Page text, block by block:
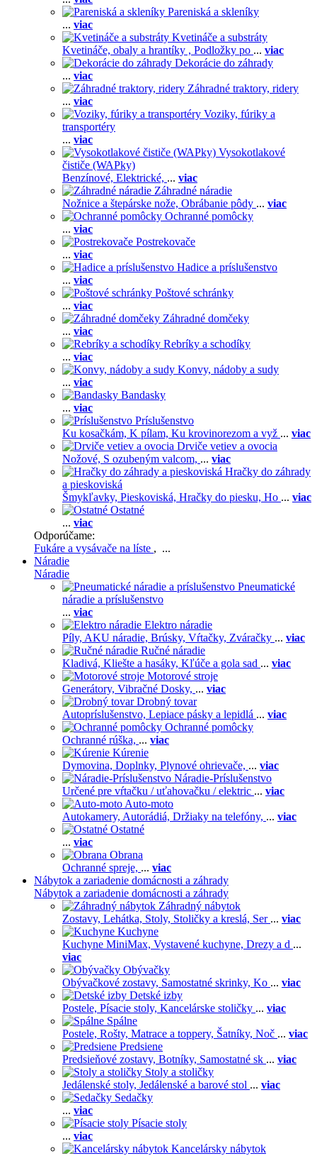
Pareniská a skleníky
... viac
Kvetináče a substráty
Kvetináče, obaly a hrantíky , Podložky po ... viac
Dekorácie do záhrady
... viac
Záhradné traktory, ridery
... viac
Voziky, fúriky a
transportéry
... viac
Vysokotlakové
čističe (WAPky)
Benzínové, Elektrické, ... viac
Záhradné náradie
Nožnice a štepárske nože, Obrábanie pôdy ... viac
Ochranné pomôcky
... viac
Postrekovače
... viac
Hadice a príslušenstvo
... viac
Poštové schránky
... viac
Záhradné domčeky
... viac
Rebríky a schodíky
... viac
Konvy, nádoby a sudy
... viac
Bandasky
... viac
Príslušenstvo
Ku kosačkám, K pílam, Ku krovinorezom a vyž ... viac
Drviče vetiev a ovocia
Nožové, S ozubeným valcom, ... viac
Hračky do záhrady
a pieskoviská
Šmykľavky, Pieskoviská, Hračky do piesku, Ho ... viac
Ostatné
... viac
Odporúčame:
Fukáre a vysávače na líste , ...
Náradie
Náradie
Pneumatické
náradie a príslušenstvo
... viac
Elektro náradie
Píly, AKU náradie, Brúsky, Vŕtačky, Zváračky ... viac
Ručné náradie
Kladivá, Kliešte a hasáky, Kľúče a gola sad ... viac
Motorové stroje
Generátory, Vibračné Dosky, ... viac
Drobný tovar
Autopríslušenstvo, Lepiace pásky a lepidlá ... viac
Ochranné pomôcky
Ochranné rúška, ... viac
Kúrenie
Dymovina, Doplnky, Plynové ohrievače, ... viac
Náradie-Príslušenstvo
Určené pre vŕtačku / uťahovačku / elektric ... viac
Auto-moto
Autokamery, Autorádiá, Držiaky na telefóny, ... viac
Ostatné
... viac
Obrana
Ochranné spreje, ... viac
Nábytok a zariadenie domácnosti a záhrady
Nábytok a zariadenie domácnosti a záhrady
Záhradný nábytok
Zostavy, Lehátka, Stoly, Stoličky a kreslá, Ser ... viac
Kuchyne
Kuchyne MiniMax, Vystavené kuchyne, Drezy a d ...
viac
Obývačky
Obývačkové zostavy, Samostatné skrinky, Ko ... viac
Detské izby
Postele, Písacie stoly, Kancelárske stoličky ... viac
Spálne
Postele, Rošty, Matrace a toppery, Šatníky, Noč ... viac
Predsiene
Predsieňové zostavy, Botníky, Samostatné sk ... viac
Stoly a stoličky
Jedálenské stoly, Jedálenské a barové stol ... viac
Sedačky
... viac
Písacie stoly
... viac
Kancelársky nábytok